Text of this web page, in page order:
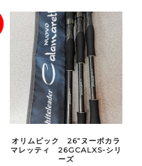
オリムピック 26”ヌーボカラ
マレッティ 26GCALXS-シリ
ーズ